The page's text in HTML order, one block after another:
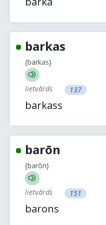
barkas
{barkas}
lietvārds 137
barkass
barōn
{barōn}
lietvārds 151
barons